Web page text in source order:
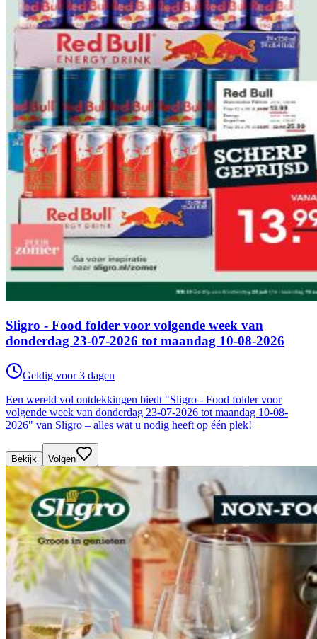
Sligro - Food folder voor volgende week van
donderdag 23-07-2026 tot maandag 10-08-2026
Geldig voor 3 dagen
Een wereld vol ontdekkingen biedt "Sligro - Food folder voor
volgende week van donderdag 23-07-2026 tot maandag 10-08-
2026" van Sligro – alles wat u nodig heeft op één plek!
Bekijk Volgen